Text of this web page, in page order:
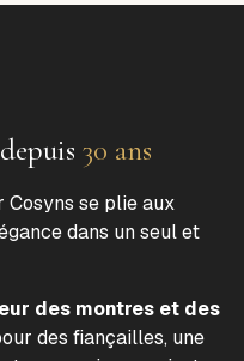
30 ans
Cosyns se plie aux
dans un seul et
des montres et des
des fiançailles, une